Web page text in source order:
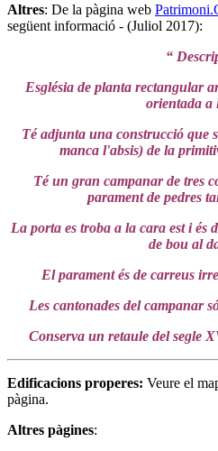
Altres: De la pàgina web
següent informació - (Juliol 2017):
“
Església de planta rectangular
orientada a
Té adjunta una construcció que
manca l'absis) de la
Té un gran campanar de tres
parament de pedres
La porta es troba a la cara est i és
de bou al
El parament és de carreus
Les cantonades del campanar
Conserva un retaule del segle
Edificacions properes: Veure el
pàgina.
Altres pàgines: